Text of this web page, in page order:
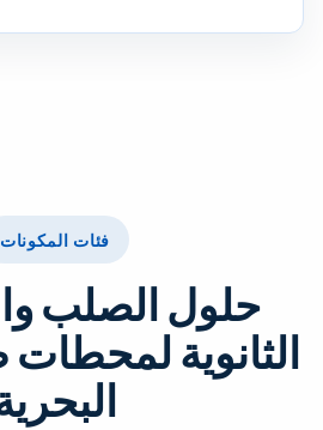
فئات المكونات
حلول الصلب
الثانوية لمحطات